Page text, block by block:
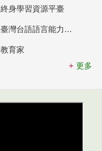
終身學習資源平臺
臺灣台語語言能力認證網站
教育家
更多